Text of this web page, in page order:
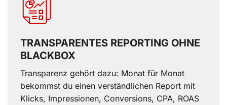
TRANSPARENTES REPORTING OHNE
BLACKBOX
Transparenz gehört dazu: Monat für Monat
bekommst du einen verständlichen Report mit
Klicks, Impressionen, Conversions, CPA, ROAS